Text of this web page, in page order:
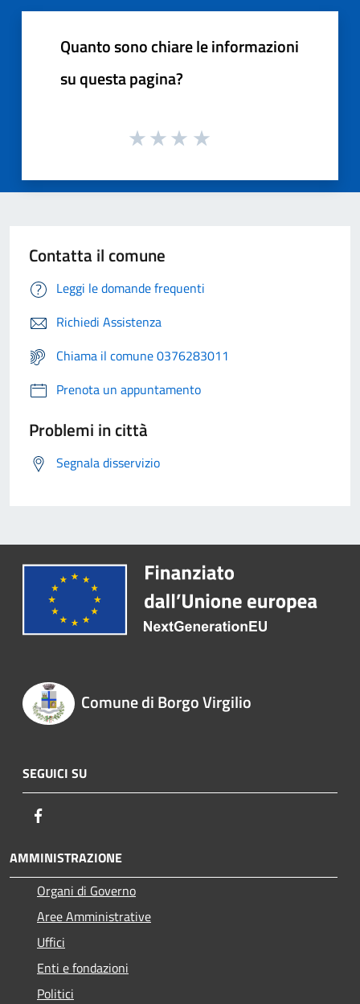
Quanto sono chiare le informazioni
su questa pagina?
Contatta il comune
Leggi le domande frequenti
Richiedi Assistenza
Chiama il comune 0376283011
Prenota un appuntamento
Problemi in città
Segnala disservizio
Comune di Borgo Virgilio
SEGUICI SU
AMMINISTRAZIONE
Organi di Governo
Aree Amministrative
Uffici
Enti e fondazioni
Politici